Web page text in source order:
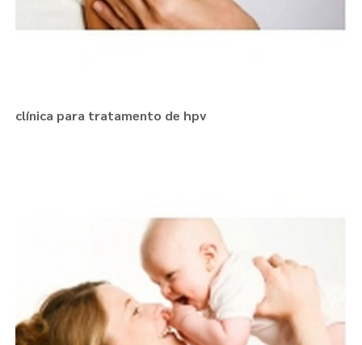
clínica para tratamento de hpv